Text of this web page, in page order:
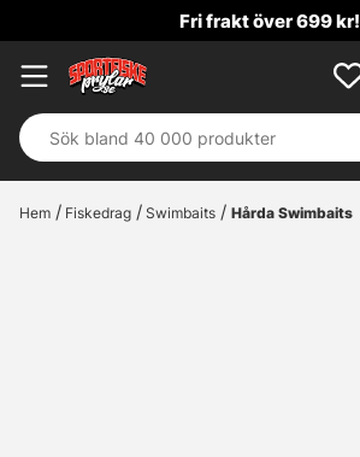
Fri frakt över 699 kr!
Hem Fiskedrag Swimbaits Hårda Swimbaits